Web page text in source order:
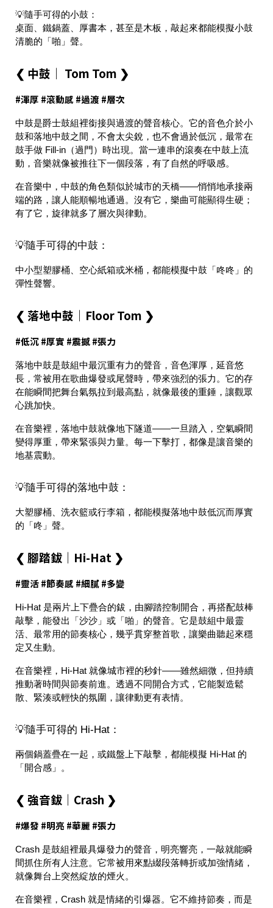
💡隨手可得的小鼓：
桌面、鐵鍋蓋、厚書本，甚至是木板，敲起來都能模擬小鼓
清脆的「啪」聲。
❮ 中鼓｜ Tom Tom ❯
#渾厚 #滾動感 #過渡 #層次
中鼓是爵士鼓組裡銜接與過渡的聲音核心。它的音色介於小
鼓和落地中鼓之間，不會太尖銳，也不會過於低沉，最常在
鼓手做 Fill-in（過門）時出現。當一連串的滾奏在中鼓上流
動，音樂就像被推往下一個段落，有了自然的呼吸感。
在音樂中，中鼓的角色類似於城市的天橋——悄悄地承接兩
端的路，讓人能順暢地通過。沒有它，樂曲可能顯得生硬；
有了它，旋律就多了層次與律動。
💡隨手可得的中鼓：
中小型塑膠桶、空心紙箱或米桶，都能模擬中鼓「咚咚」的
彈性聲響。
❮ 落地中鼓｜Floor Tom ❯
#低沉 #厚實 #震撼 #張力
落地中鼓是鼓組中最沉重有力的聲音 ，音色渾厚，延音悠
長，常被用在歌曲爆發或尾聲時，帶來強烈的張力。它的存
在能瞬間把舞台氣氛拉到最高點，就像最後的重錘，讓觀眾
心跳加快。
在音樂裡，落地中鼓就像地下隧道——一旦踏入，空氣瞬間
變得厚重，帶來緊張與力量。每一下擊打，都像是讓音樂的
地基震動。
💡隨手可得的落地中鼓：
大塑膠桶、洗衣籃或行李箱，都能模擬落地中鼓低沉而厚實
的「咚」聲。
❮ 腳踏鈸｜Hi-Hat ❯
#靈活 #節奏感 #細膩 #多變
Hi-Hat 是兩片上下疊合的鈸，由腳踏控制開合，再搭配鼓棒
敲擊，能發出「沙沙」或「啪」的聲音。它是鼓組中最靈
活、最常用的節奏核心 ，幾乎貫穿整首歌，讓樂曲聽起來穩
定又生動。
在音樂裡，Hi-Hat 就像城市裡的秒針——雖然細微，但持續
推動著時間與節奏前進。透過不同開合方式，它能製造鬆
散、緊湊或輕快的氛圍，讓律動更有表情。
💡隨手可得的 Hi-Hat：
兩個鍋蓋疊在一起，或鐵盤上下敲擊，都能模擬 Hi-Hat 的
「開合感」。
❮ 強音鈸｜Crash ❯
#爆發 #明亮 #華麗 #張力
Crash 是鼓組裡最具爆發力的聲音 ，明亮響亮，一敲就能瞬
間抓住所有人注意。它常被用來點綴段落轉折或加強情緒，
就像舞台上突然綻放的煙火。
在音樂裡，Crash 就是情緒的引爆器。它不維持節奏，而是